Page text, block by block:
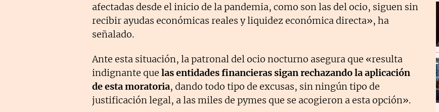
afectadas desde el inicio de la pandemia, como son las del ocio, siguen sin
recibir ayudas económicas reales y liquidez económica directa», ha
señalado.
Ante esta situación, la patronal del ocio nocturno asegura que «resulta
indignante que las entidades financieras sigan rechazando la aplicación
de esta moratoria, dando todo tipo de excusas, sin ningún tipo de
justificación legal, a las miles de pymes que se acogieron a esta opción».